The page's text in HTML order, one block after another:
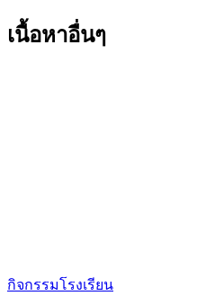
เนื้อหาอื่นๆ
กิจกรรมโรงเรียน